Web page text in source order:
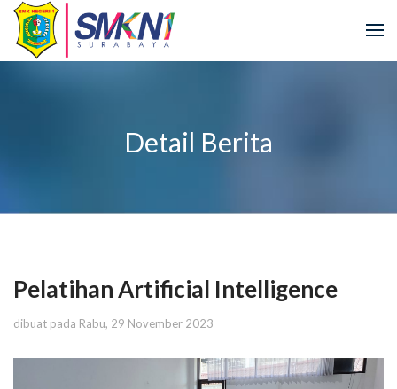
Detail Berita
Pelatihan Artificial Intelligence
dibuat pada Rabu, 29 November 2023